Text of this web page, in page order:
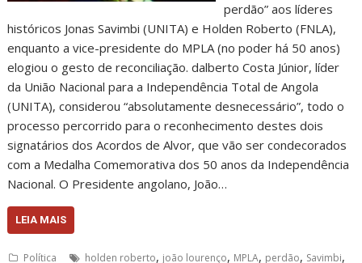
perdão” aos líderes
históricos Jonas Savimbi (UNITA) e Holden Roberto (FNLA),
enquanto a vice-presidente do MPLA (no poder há 50 anos)
elogiou o gesto de reconciliação. dalberto Costa Júnior, líder
da União Nacional para a Independência Total de Angola
(UNITA), considerou “absolutamente desnecessário”, todo o
processo percorrido para o reconhecimento destes dois
signatários dos Acordos de Alvor, que vão ser condecorados
com a Medalha Comemorativa dos 50 anos da Independência
Nacional. O Presidente angolano, João…
LEIA MAIS
Política holden roberto, joão lourenço, MPLA, perdão, Savimbi,